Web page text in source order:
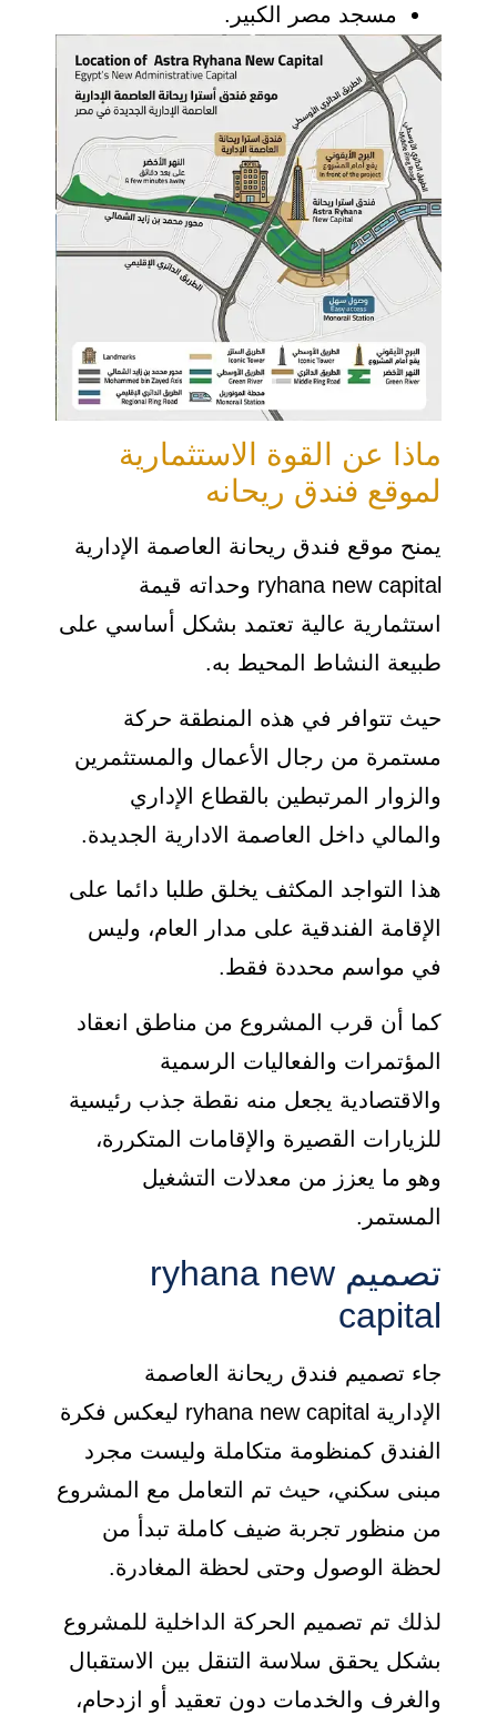
مسجد مصر الكبير.
ماذا عن القوة الاستثمارية
لموقع فندق ريحانه
يمنح موقع فندق ريحانة العاصمة الإدارية
ryhana new capital وحداته قيمة
استثمارية عالية تعتمد بشكل أساسي على
طبيعة النشاط المحيط به.
حيث تتوافر في هذه المنطقة حركة
مستمرة من رجال الأعمال والمستثمرين
والزوار المرتبطين بالقطاع الإداري
والمالي داخل العاصمة الادارية الجديدة.
هذا التواجد المكثف يخلق طلبا دائما على
الإقامة الفندقية على مدار العام، وليس
في مواسم محددة فقط.
كما أن قرب المشروع من مناطق انعقاد
المؤتمرات والفعاليات الرسمية
والاقتصادية يجعل منه نقطة جذب رئيسية
للزيارات القصيرة والإقامات المتكررة،
وهو ما يعزز من معدلات التشغيل
المستمر.
تصميم ryhana new
capital
جاء تصميم فندق ريحانة العاصمة
الإدارية ryhana new capital ليعكس فكرة
الفندق كمنظومة متكاملة وليست مجرد
مبنى سكني، حيث تم التعامل مع المشروع
من منظور تجربة ضيف كاملة تبدأ من
لحظة الوصول وحتى لحظة المغادرة.
لذلك تم تصميم الحركة الداخلية للمشروع
بشكل يحقق سلاسة التنقل بين الاستقبال
والغرف والخدمات دون تعقيد أو ازدحام،